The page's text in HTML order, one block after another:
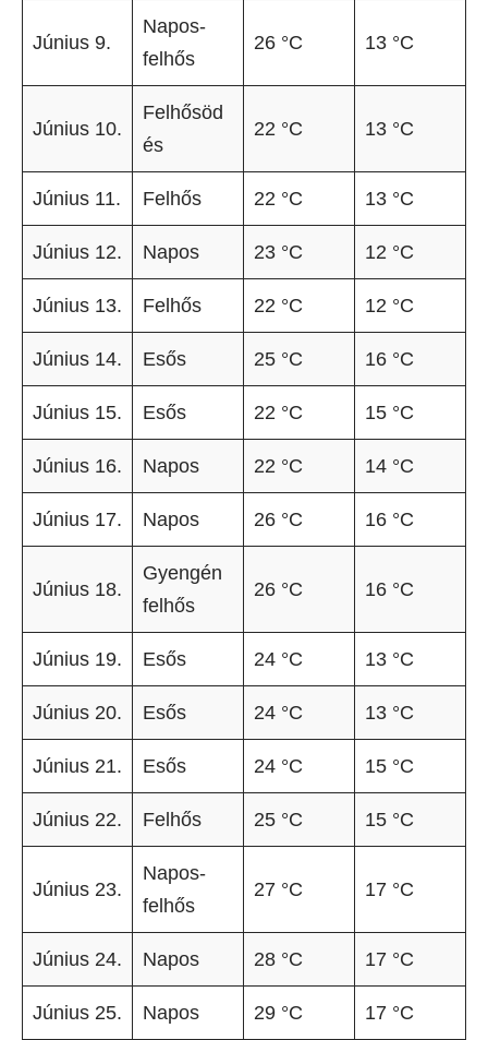
Június 9.
Napos-
felhős
26 °C 13 °C
Június 10.
Felhősöd
és
22 °C 13 °C
Június 11. Felhős 22 °C 13 °C
Június 12. Napos 23 °C 12 °C
Június 13. Felhős 22 °C 12 °C
Június 14. Esős 25 °C 16 °C
Június 15. Esős 22 °C 15 °C
Június 16. Napos 22 °C 14 °C
Június 17. Napos 26 °C 16 °C
Június 18.
Gyengén
felhős
26 °C 16 °C
Június 19. Esős 24 °C 13 °C
Június 20. Esős 24 °C 13 °C
Június 21. Esős 24 °C 15 °C
Június 22. Felhős 25 °C 15 °C
Június 23.
Napos-
felhős
27 °C 17 °C
Június 24. Napos 28 °C 17 °C
Június 25. Napos 29 °C 17 °C